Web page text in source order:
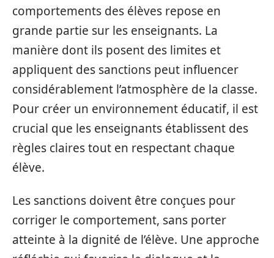
comportements des élèves repose en
grande partie sur les enseignants. La
manière dont ils posent des limites et
appliquent des sanctions peut influencer
considérablement l’atmosphère de la classe.
Pour créer un environnement éducatif, il est
crucial que les enseignants établissent des
règles claires tout en respectant chaque
élève.
Les sanctions doivent être conçues pour
corriger le comportement, sans porter
atteinte à la dignité de l’élève. Une approche